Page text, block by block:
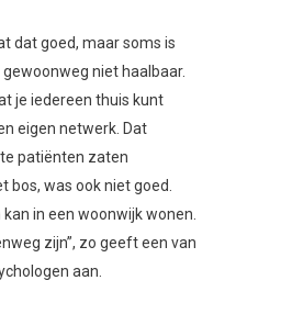
dat goed, maar soms is
niet haalbaar.
je iedereen thuis kunt
eigen netwerk. Dat
patiënten zaten
bos, was ook niet goed.
in een woonwijk wonen.
zijn”, zo geeft een van
aan.